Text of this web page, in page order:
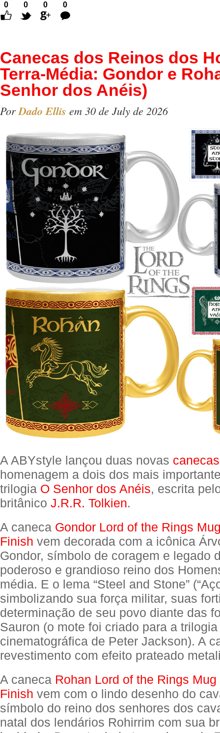
0 0 0
0
Comentários
Canecas dos Reinos dos
Terra-Média: Gondor e
Senhor dos Anéis)
PorDado Ellis em 30 de July de 2026
A ABYstyle lançou duas novas canecas
homenagem a dois dos mais
trilogia O Senhor dos Anéis, escrita
britânico J.R.R. Tolkien.
A caneca Gondor Lord of the Rings
Finish vem decorada com a icônica
Gondor, símbolo de coragem e legado
poderoso e grandioso reino dos
média. E o lema “Steel and Stone”
simbolizando sua força militar, suas
determinação de seu povo diante das
Sauron (o mote foi criado para a trilogia
cinematográfica de Peter Jackson). A
revestimento com efeito prateado
A caneca Rohan Lord of the Rings
Finish vem com o lindo desenho do
símbolo do reino dos senhores dos
natal dos lendários Rohirrim com sua